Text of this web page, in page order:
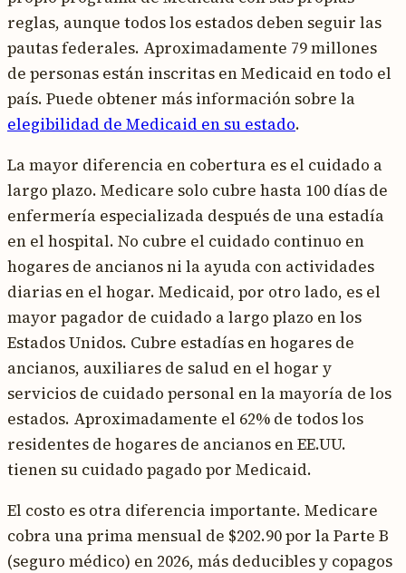
reglas, aunque todos los estados deben seguir las
pautas federales. Aproximadamente 79 millones
de personas están inscritas en Medicaid en todo el
país. Puede obtener más información sobre la
elegibilidad de Medicaid en su estado.
La mayor diferencia en cobertura es el cuidado a
largo plazo. Medicare solo cubre hasta 100 días de
enfermería especializada después de una estadía
en el hospital. No cubre el cuidado continuo en
hogares de ancianos ni la ayuda con actividades
diarias en el hogar. Medicaid, por otro lado, es el
mayor pagador de cuidado a largo plazo en los
Estados Unidos. Cubre estadías en hogares de
ancianos, auxiliares de salud en el hogar y
servicios de cuidado personal en la mayoría de los
estados. Aproximadamente el 62% de todos los
residentes de hogares de ancianos en EE.UU.
tienen su cuidado pagado por Medicaid.
El costo es otra diferencia importante. Medicare
cobra una prima mensual de $202.90 por la Parte B
(seguro médico) en 2026, más deducibles y copagos